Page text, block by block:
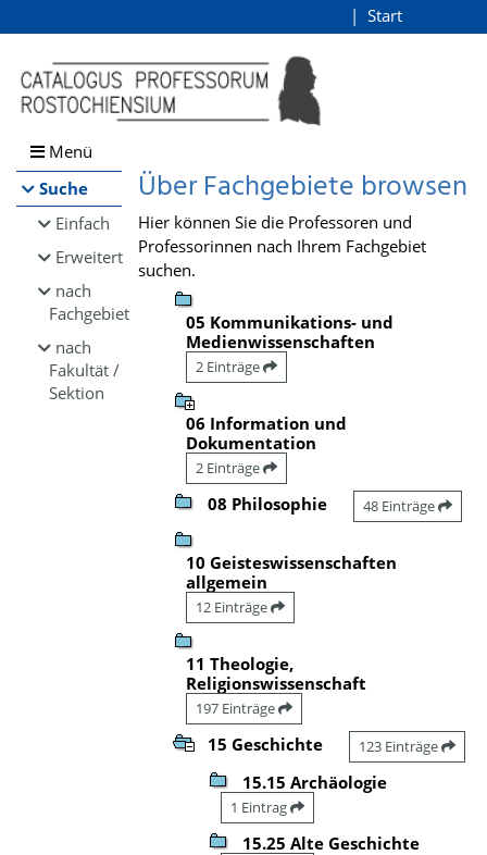
Browsen
direkt zum Inhalt
Start
Menü
Suche
Einfach
Erweitert
nach
Fachgebiet
nach
Fakultät /
Sektion
Über Fachgebiete browsen
Hier können Sie die Professoren und
Professorinnen nach Ihrem Fachgebiet
suchen.
05 Kommunikations- und
Medienwissenschaften
2 Einträge
06 Information und
Dokumentation
2 Einträge
08 Philosophie 48 Einträge
10 Geisteswissenschaften
allgemein
12 Einträge
11 Theologie,
Religionswissenschaft
197 Einträge
15 Geschichte 123 Einträge
15.15 Archäologie
1 Eintrag
15.25 Alte Geschichte